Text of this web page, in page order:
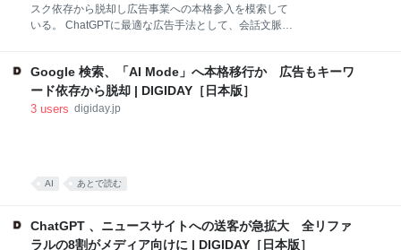
スク依存から脱却し広告事業への本格参入を模索して
いる。 ChatGPTに最適な広告手法として、会話文脈に
しているが、収益性や拡張性には課題が残る。
OpenAIの広告事業参入の可能性がにわかに現実味を帯
びてきた。 ウォールストリートジャーナル（The Wall
の出荷を予定しているという。うまくいけば、この
しれない。 しかし、これほど壮大な計画には相応の金
がかかる。現在の
Google 検索、「AI Mode」へ本格移行か 広告もキーワ
ード依存から脱却 | DIGIDAY［日本版］
3 users digiday.jp
AI あとで読む
ChatGPT 、ニュースサイトへの送客が急拡大 全リファ
ラルの8割がメディア向けに | DIGIDAY［日本版］